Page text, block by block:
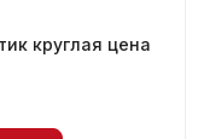
круглая цена